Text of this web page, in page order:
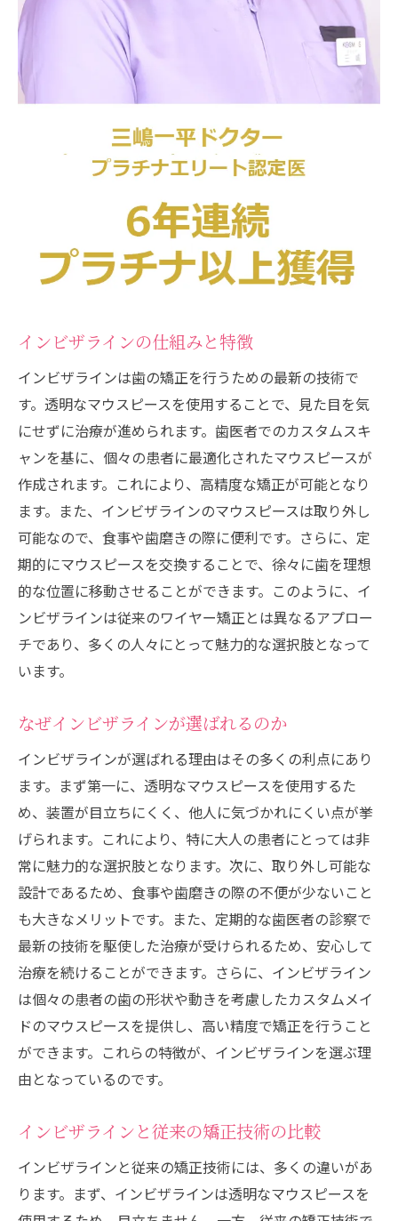
おきたいポイント
治療前にチェックすべき健康状態
事前に知っておくべき費用と保険適用
治療期間中の生活習慣の変化
インビザライン治療のリスクと対策
治療をスムーズに進めるための準備
むらつ歯科での事前カウンセリングの重要
歯医者が教えるインビザライン治療の成功の秘
訣
適切なマウスピースの装着時間
日常のケアと清掃方法
治療中に避けるべき食べ物と飲み物
定期的な歯医者のチェックアップの重要性
むらつ歯科の患者サポート体制
インビザライン治療後に歯医者が推奨するアフ
ターケア
治療後のリテーナー装着の重要性
定期的なメンテナンスとチェックアップ
治療後の歯の健康を保つ生活習慣
むらつ歯科で受けるアフターケアサービス
笑顔を取り戻す！福岡県の歯医者でのインビザ
ライン体験談
実際の患者さんの治療体験記
インビザライン治療で得られた成果
治療のビフォーアフター写真
患者さんの声と感想
むらつ歯科の成功事例を紹介
治療を受ける前と後の生活の変化
記事監修 村津大地
記事監修 三嶋一平
記事監修 三嶋茉莉
むらつ歯科クリニック
インビザラインの仕組みと特徴
インビザラインは歯の矯正を行うための最新の技術で
す。透明なマウスピースを使用することで、見た目を気
にせずに治療が進められます。歯医者でのカスタムスキ
ャンを基に、個々の患者に最適化されたマウスピースが
作成されます。これにより、高精度な矯正が可能となり
ます。また、インビザラインのマウスピースは取り外し
可能なので、食事や歯磨きの際に便利です。さらに、定
期的にマウスピースを交換することで、徐々に歯を理想
的な位置に移動させることができます。このように、イ
ンビザラインは従来のワイヤー矯正とは異なるアプロー
チであり、多くの人々にとって魅力的な選択肢となって
います。
なぜインビザラインが選ばれるのか
インビザラインが選ばれる理由はその多くの利点にあり
ます。まず第一に、透明なマウスピースを使用するた
め、装置が目立ちにくく、他人に気づかれにくい点が挙
げられます。これにより、特に大人の患者にとっては非
常に魅力的な選択肢となります。次に、取り外し可能な
設計であるため、食事や歯磨きの際の不便が少ないこと
も大きなメリットです。また、定期的な歯医者の診察で
最新の技術を駆使した治療が受けられるため、安心して
治療を続けることができます。さらに、インビザライン
は個々の患者の歯の形状や動きを考慮したカスタムメイ
ドのマウスピースを提供し、高い精度で矯正を行うこと
ができます。これらの特徴が、インビザラインを選ぶ理
由となっているのです。
インビザラインと従来の矯正技術の比較
インビザラインと従来の矯正技術には、多くの違いがあ
ります。まず、インビザラインは透明なマウスピースを